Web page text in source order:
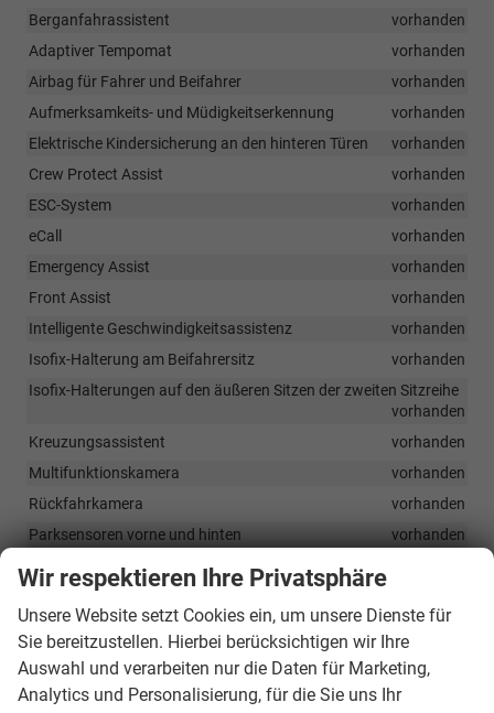
Berganfahrassistent
vorhanden
Adaptiver Tempomat
vorhanden
Airbag für Fahrer und Beifahrer
vorhanden
Aufmerksamkeits- und Müdigkeitserkennung
vorhanden
Elektrische Kindersicherung an den hinteren Türen
vorhanden
Crew Protect Assist
vorhanden
ESC-System
vorhanden
eCall
vorhanden
Emergency Assist
vorhanden
Front Assist
vorhanden
Intelligente Geschwindigkeitsassistenz
vorhanden
Isofix-Halterung am Beifahrersitz
vorhanden
Isofix-Halterungen auf den äußeren Sitzen der zweiten Sitzreihe
vorhanden
Kreuzungsassistent
vorhanden
Multifunktionskamera
vorhanden
Rückfahrkamera
vorhanden
Parksensoren vorne und hinten
vorhanden
Side Assist (Spurwechselassistent)
Prädiktiver Geschwindigkeitsbegrenzer
Stauassistent (Traffic Jam Assist)
vorhanden
Reifendruck-Kontrollsystem
vorhanden
Seitenairbags vorne
vorhanden
Wir respektieren Ihre Privatsphäre
Unsere Website setzt Cookies ein, um unsere Dienste für
Sie bereitzustellen. Hierbei berücksichtigen wir Ihre
Auswahl und verarbeiten nur die Daten für Marketing,
Analytics und Personalisierung, für die Sie uns Ihr